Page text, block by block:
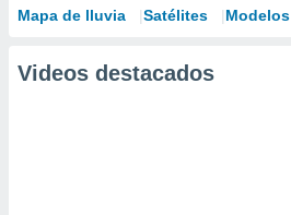
Mapa de lluvia Satélites Modelos
Videos destacados